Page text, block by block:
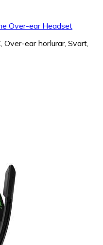
Over-ear Headset
Over-ear hörlurar, Svart,